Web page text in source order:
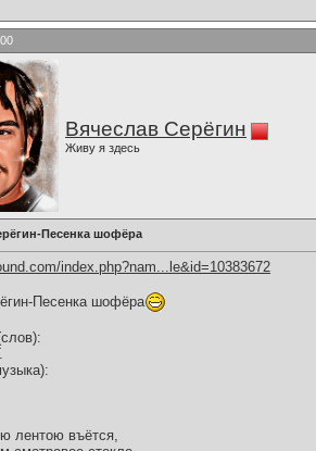
Вячеслав Серёгин
Живу я здесь
Песенка шофёра
index.php?nam...le&id=10383672
Песенка шофёра
лентою въётся,